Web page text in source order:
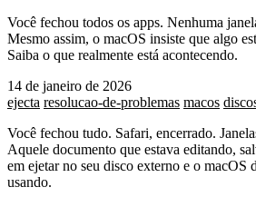
Você fechou todos os apps. Nenhuma
Mesmo assim, o macOS insiste que algo
Saiba o que realmente está acontecendo.
14 de janeiro de 2026
ejecta resolucao-de-problemas macos
Você fechou tudo. Safari, encerrado.
Aquele documento que estava editando,
em ejetar no seu disco externo e o macOS
usando.